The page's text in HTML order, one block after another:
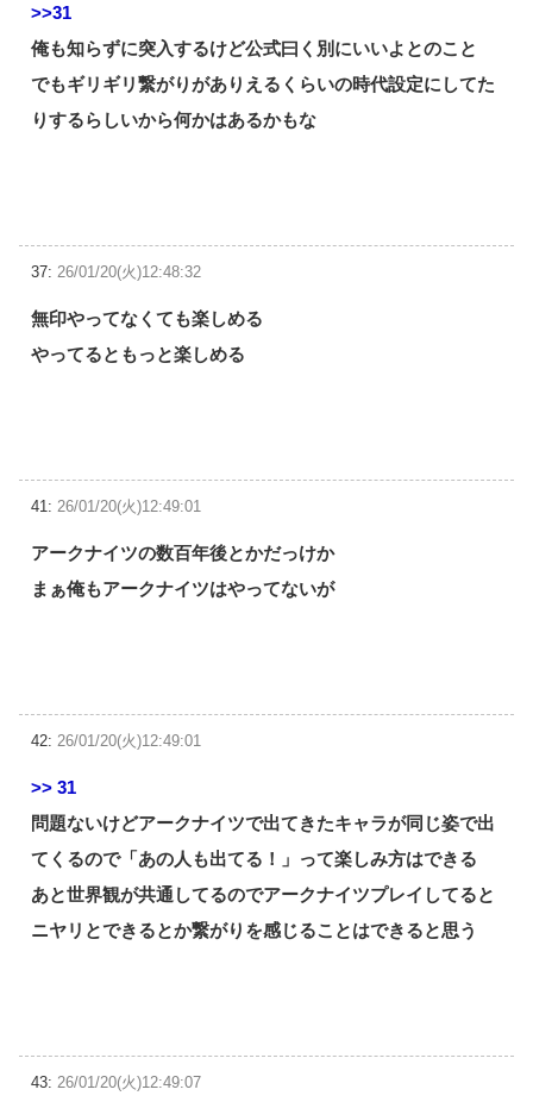
>>31
俺も知らずに突入するけど公式曰く別にいいよとのこと
でもギリギリ繋がりがありえるくらいの時代設定にしてた
りするらしいから何かはあるかもな
37: 26/01/20(火)12:48:32
無印やってなくても楽しめる
やってるともっと楽しめる
41: 26/01/20(火)12:49:01
アークナイツの数百年後とかだっけか
まぁ俺もアークナイツはやってないが
42: 26/01/20(火)12:49:01
>> 31
問題ないけどアークナイツで出てきたキャラが同じ姿で出
てくるので「あの人も出てる！」って楽しみ方はできる
あと世界観が共通してるのでアークナイツプレイしてると
ニヤリとできるとか繋がりを感じることはできると思う
43: 26/01/20(火)12:49:07